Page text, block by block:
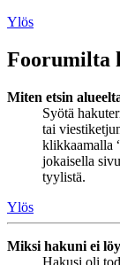
Ylös
Foorumilta
Miten etsin
Syötä
tai
klikkaamalla
jokaisella
tyylistä.
Ylös
Miksi hakuni ei
Hakusi oli